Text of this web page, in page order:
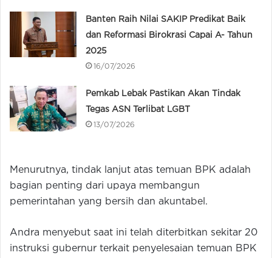
Banten Raih Nilai SAKIP Predikat Baik
dan Reformasi Birokrasi Capai A- Tahun
2025
16/07/2026
Pemkab Lebak Pastikan Akan Tindak
Tegas ASN Terlibat LGBT
13/07/2026
Menurutnya, tindak lanjut atas temuan BPK adalah
bagian penting dari upaya membangun
pemerintahan yang bersih dan akuntabel.
Andra menyebut saat ini telah diterbitkan sekitar 20
instruksi gubernur terkait penyelesaian temuan BPK